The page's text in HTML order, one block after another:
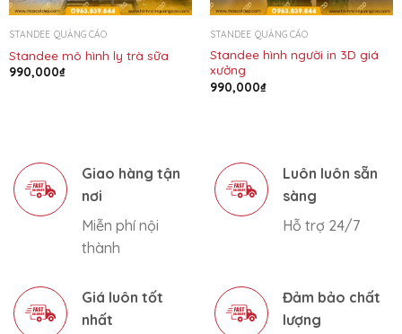
STANDEE QUẢNG CÁO
Standee mô hình ly trà sữa
990,000₫
STANDEE QUẢNG CÁO
Standee hình người in 3D giá
xưởng
990,000₫
Giao hàng tận
nơi
Miễn phí nội
thành
Luôn luôn sẵn
sàng
Hỗ trợ 24/7
Giá luôn tốt
nhất
Đảm bảo chất
lượng